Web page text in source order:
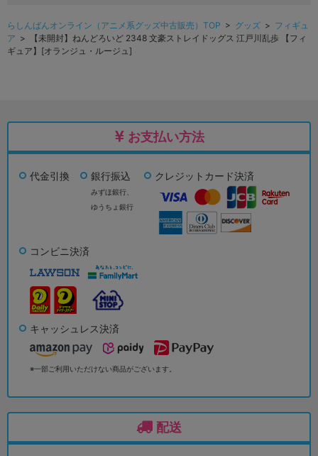
らしんばんオンライン（アニメ系グッズ中古販売）TOP > グッズ > フィギュ
ア > 【未開封】ねんどろいど 2348 文豪ストレイドッグス 江戸川乱歩 【フィ
ギュア】[オランジュ・ルージュ]
お支払い方法
代金引換 銀行振込
みずほ銀行、
ゆうちょ銀行
クレジットカード決済
コンビニ決済
キャッシュレス決済
※一部ご利用いただけない商品がございます。
配送